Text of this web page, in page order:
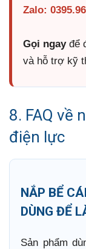
Zalo:
Gọi ngayđể
và hỗ trợ kỹ
8. FAQ về
điện lực
NẮP BỂ
DÙNG ĐỂ
Sản phẩm